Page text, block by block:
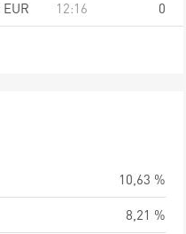
EUR 12:16 0
10,63 %
8,21 %